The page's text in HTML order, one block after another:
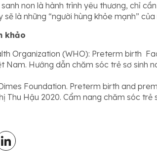
non là hành trình yêu thương, chỉ
sẽ là những “người hùng khỏe mạnh”
khảo
Organization (WHO): Preterm birth
Nam. Hướng dẫn chăm sóc trẻ sơ sinh
Foundation. Preterm birth and
Thu Hậu 2020. Cẩm nang chăm sóc trẻ